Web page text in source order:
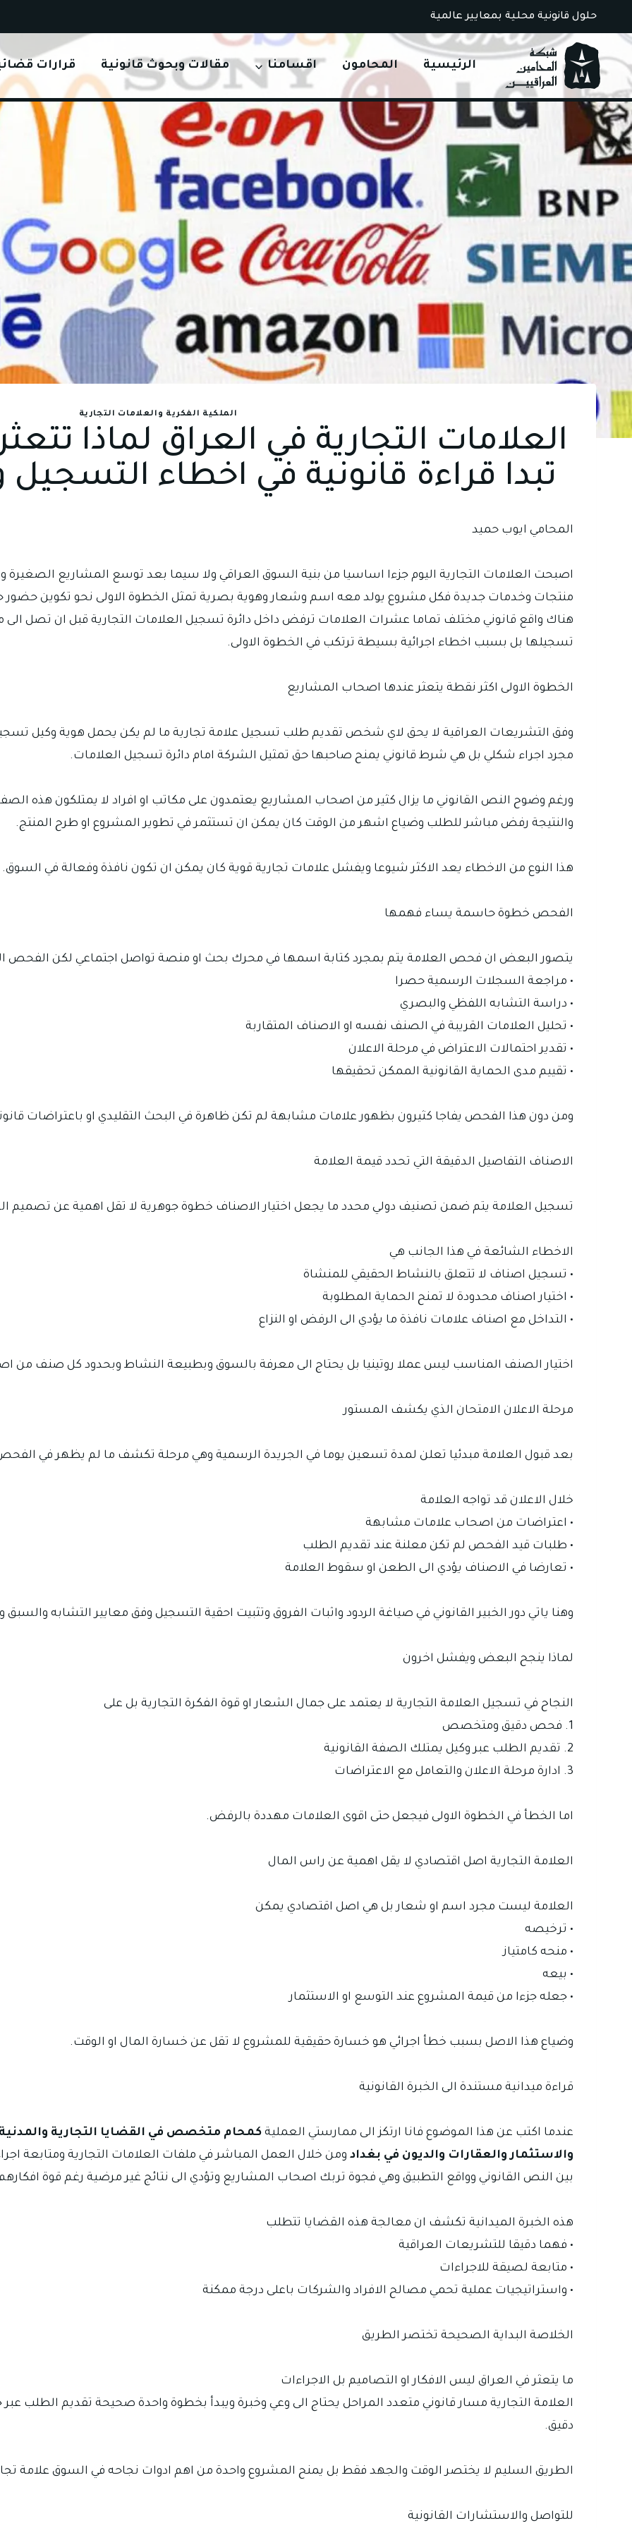
to
content
حلول قانونية محلية بمعايير عالمية
الرئيسية المحامون اقسامنا مقالات وبحوث قانونية قرارات
الملكية الفكرية والعلامات التجارية
العلامات التجارية في العراق لماذا
تبدا قراءة قانونية في اخطاء التسجيل
المحامي ايوب حميد
اصبحت العلامات التجارية اليوم جزءا اساسيا من بنية السوق العراقي ولا سيما بعد توسع المشاريع الصغيرة
منتجات وخدمات جديدة فكل مشروع يولد معه اسم وشعار وهوية بصرية تمثل الخطوة الاولى نحو تكوين
هناك واقع قانوني مختلف تماما عشرات العلامات ترفض داخل دائرة تسجيل العلامات التجارية قبل ان تصل الى
تسجيلها بل بسبب اخطاء اجرائية بسيطة ترتكب في الخطوة الاولى.
الخطوة الاولى اكثر نقطة يتعثر عندها اصحاب المشاريع
وفق التشريعات العراقية لا يحق لاي شخص تقديم طلب تسجيل علامة تجارية ما لم يكن يحمل هوية وكيل
مجرد اجراء شكلي بل هي شرط قانوني يمنح صاحبها حق تمثيل الشركة امام دائرة تسجيل العلامات.
ورغم وضوح النص القانوني ما يزال كثير من اصحاب المشاريع يعتمدون على مكاتب او افراد لا يمتلكون هذه الصفة
والنتيجة رفض مباشر للطلب وضياع اشهر من الوقت كان يمكن ان تستثمر في تطوير المشروع او طرح المنتج.
هذا النوع من الاخطاء يعد الاكثر شيوعا ويفشل علامات تجارية قوية كان يمكن ان تكون نافذة وفعالة في السوق.
الفحص خطوة حاسمة يساء فهمها
يتصور البعض ان فحص العلامة يتم بمجرد كتابة اسمها في محرك بحث او منصة تواصل اجتماعي لكن الفحص
• مراجعة السجلات الرسمية حصرا
• دراسة التشابه اللفظي والبصري
• تحليل العلامات القريبة في الصنف نفسه او الاصناف المتقاربة
• تقدير احتمالات الاعتراض في مرحلة الاعلان
• تقييم مدى الحماية القانونية الممكن تحقيقها
ومن دون هذا الفحص يفاجا كثيرون بظهور علامات مشابهة لم تكن ظاهرة في البحث التقليدي او باعتراضات
الاصناف التفاصيل الدقيقة التي تحدد قيمة العلامة
تسجيل العلامة يتم ضمن تصنيف دولي محدد ما يجعل اختيار الاصناف خطوة جوهرية لا تقل اهمية عن تصميم
الاخطاء الشائعة في هذا الجانب هي
• تسجيل اصناف لا تتعلق بالنشاط الحقيقي للمنشاة
• اختيار اصناف محدودة لا تمنح الحماية المطلوبة
• التداخل مع اصناف علامات نافذة ما يؤدي الى الرفض او النزاع
اختيار الصنف المناسب ليس عملا روتينيا بل يحتاج الى معرفة بالسوق وبطبيعة النشاط وبحدود كل صنف من
مرحلة الاعلان الامتحان الذي يكشف المستور
بعد قبول العلامة مبدئيا تعلن لمدة تسعين يوما في الجريدة الرسمية وهي مرحلة تكشف ما لم يظهر في الفحص
خلال الاعلان قد تواجه العلامة
• اعتراضات من اصحاب علامات مشابهة
• طلبات قيد الفحص لم تكن معلنة عند تقديم الطلب
• تعارضا في الاصناف يؤدي الى الطعن او سقوط العلامة
وهنا ياتي دور الخبير القانوني في صياغة الردود واثبات الفروق وتثبيت احقية التسجيل وفق معايير التشابه
لماذا ينجح البعض ويفشل اخرون
النجاح في تسجيل العلامة التجارية لا يعتمد على جمال الشعار او قوة الفكرة التجارية بل على
1. فحص دقيق ومتخصص
2. تقديم الطلب عبر وكيل يمتلك الصفة القانونية
3. ادارة مرحلة الاعلان والتعامل مع الاعتراضات
اما الخطأ في الخطوة الاولى فيجعل حتى اقوى العلامات مهددة بالرفض.
العلامة التجارية اصل اقتصادي لا يقل اهمية عن راس المال
العلامة ليست مجرد اسم او شعار بل هي اصل اقتصادي يمكن
• ترخيصه
• منحه كامتياز
• بيعه
• جعله جزءا من قيمة المشروع عند التوسع او الاستثمار
وضياع هذا الاصل بسبب خطأ اجرائي هو خسارة حقيقية للمشروع لا تقل عن خسارة المال او الوقت.
قراءة ميدانية مستندة الى الخبرة القانونية
عندما اكتب عن هذا الموضوع فانا ارتكز الى ممارستي العملية كمحام متخصص في القضايا التجارية
والاستثمار والعقارات والديون في بغداد ومن خلال العمل المباشر في ملفات العلامات التجارية ومتابعة
بين النص القانوني وواقع التطبيق وهي فجوة تربك اصحاب المشاريع وتؤدي الى نتائج غير مرضية رغم قوة افكارهم
هذه الخبرة الميدانية تكشف ان معالجة هذه القضايا تتطلب
• فهما دقيقا للتشريعات العراقية
• متابعة لصيقة للاجراءات
• واستراتيجيات عملية تحمي مصالح الافراد والشركات باعلى درجة ممكنة
الخلاصة البداية الصحيحة تختصر الطريق
ما يتعثر في العراق ليس الافكار او التصاميم بل الاجراءات
العلامة التجارية مسار قانوني متعدد المراحل يحتاج الى وعي وخبرة ويبدأ بخطوة واحدة صحيحة تقديم الطلب
دقيق.
الطريق السليم لا يختصر الوقت والجهد فقط بل يمنح المشروع واحدة من اهم ادوات نجاحه في السوق علامة
للتواصل والاستشارات القانونية